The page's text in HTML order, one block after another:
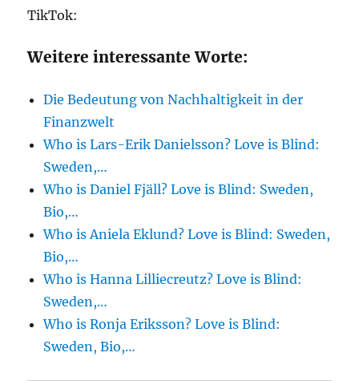
TikTok:
Weitere interessante Worte:
Die Bedeutung von Nachhaltigkeit in der
Finanzwelt
Who is Lars-Erik Danielsson? Love is Blind:
Sweden,…
Who is Daniel Fjäll? Love is Blind: Sweden,
Bio,…
Who is Aniela Eklund? Love is Blind: Sweden,
Bio,…
Who is Hanna Lilliecreutz? Love is Blind:
Sweden,…
Who is Ronja Eriksson? Love is Blind:
Sweden, Bio,…